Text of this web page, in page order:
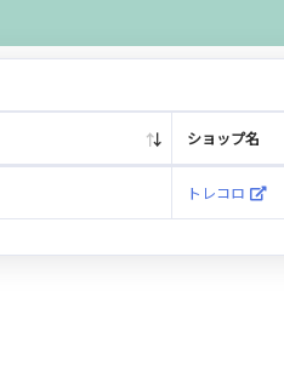
ショップ名
トレコロ